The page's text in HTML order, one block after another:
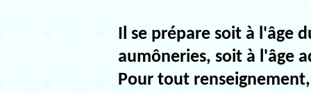
Il se prépare soit à l'âge
aumô­neries, soit à l'âge
Pour tout